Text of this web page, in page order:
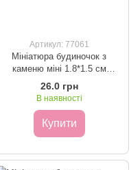
Артикул: 77061
Мініатюра будиночок з
каменю міні 1.8*1.5 см
Коричневий
26.0 грн
В наявності
Купити